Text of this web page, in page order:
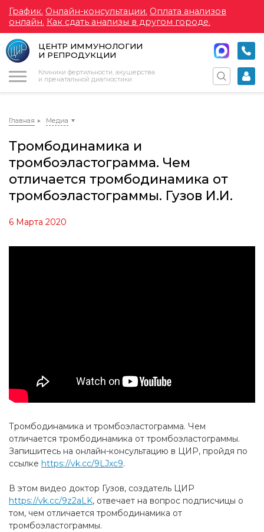
График. Онлайн-консультации. Оплата анализов
онлайн. Как сдать анализы в другом городе.
ЦЕНТР ИММУНОЛОГИИ
И РЕПРОДУКЦИИ
Клиники фертильности, акушерства
и пренатальной диагностики
Главная Медиа
Тромбодинамика и
тромбоэластограмма. Чем
отличается тромбодинамика от
тромбоэластограммы. Гузов И.И.
6 Марта 2020
Тромбодинамика и тромбоэластограмма. Чем
отличается тромбодинамика от тромбоэластограммы.
Запишитесь на онлайн-консультацию в ЦИР, пройдя по
ссылке https://vk.cc/9LJxc9.
В этом видео доктор Гузов, создатель ЦИР
https://vk.cc/9z2aLK, отвечает на вопрос подписчицы о
том, чем отличается тромбодинамика от
тромбоэластограммы.